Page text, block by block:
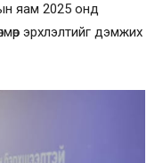
яам 2025 онд
эрхлэлтийг дэмжих